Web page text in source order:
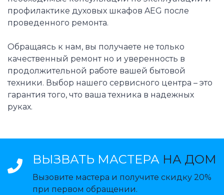
профилактике духовых шкафов AEG после
проведенного ремонта.
Обращаясь к нам, вы получаете не только
качественный ремонт но и уверенность в
продолжительной работе вашей бытовой
техники. Выбор нашего сервисного центра – это
гарантия того, что ваша техника в надежных
руках.
ВЫЗВАТЬ МАСТЕРА НА ДОМ
Вызовите мастера и получите скидку 20%
при первом обращении.